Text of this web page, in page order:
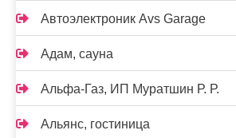
Автоэлектроник Avs Garage
Адам, сауна
Альфа-Газ, ИП Муратшин Р. Р.
Альянс, гостиница